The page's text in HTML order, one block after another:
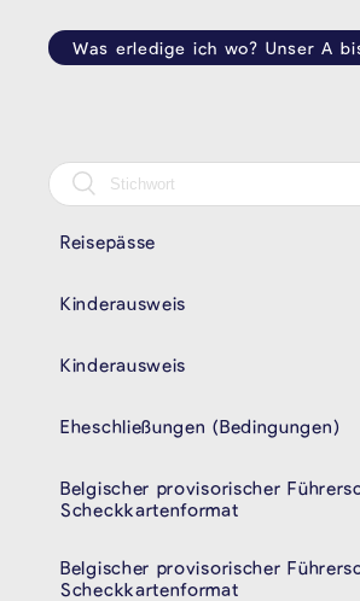
Was erledige ich wo? Unser A
Reisepässe
Kinderausweis
Kinder Ausweis ID
Kinderausweis
Kinder Ausweis ID
Eheschließungen (Bedingungen)
Belgischer provisorischer
Scheckkartenformat
Auto
Belgischer provisorischer
Scheckkartenformat
Auto